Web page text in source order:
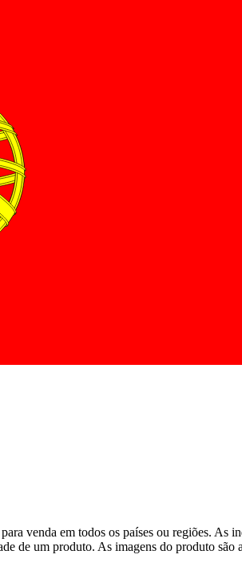
venda em todos os países ou regiões.
de um produto. As imagens do produto são